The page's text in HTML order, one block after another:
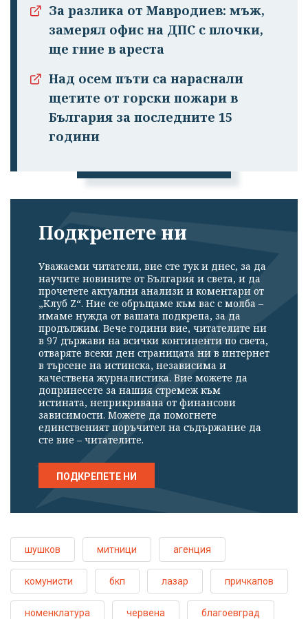
Успешно
излязохте от
За разлика от Мавродиев: мъж,
замерял офис на ДПС с плочки,
ще гние в ареста
Над осем пъти са нараснали
щетите от горски пожари в
България за последните 15
години
Подкрепете ни
Уважаеми читатели, вие сте тук и днес, за да
научите новините от България и света, и да
прочетете актуални анализи и коментари от
„Клуб Z“. Ние се обръщаме към вас с молба –
имаме нужда от вашата подкрепа, за да
продължим. Вече години вие, читателите ни
в 97 държави на всички континенти по света,
отваряте всеки ден страницата ни в интернет
в търсене на истинска, независима и
качествена журналистика. Вие можете да
допринесете за нашия стремеж към
истината, неприкривана от финансови
зависимости. Можете да помогнете
единственият поръчител на съдържание да
сте вие – читателите.
ПОДКРЕПЕТЕ НИ
шушков митници агенция
комунисти бкп лазар причкапов
номенклатура червена благоевград